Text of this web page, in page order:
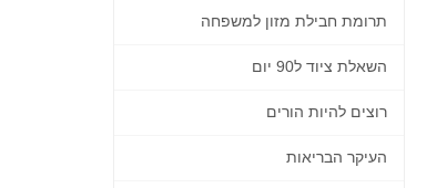
תרומת חבילת מזון למשפחה
השאלת ציוד ל90 יום
רוצים להיות הורים
העיקר הבריאות